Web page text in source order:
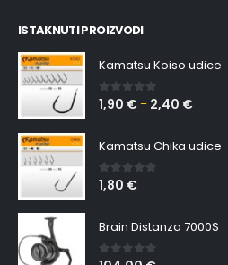
ISTAKNUTI PROIZVODI
Kamatsu Koiso udice
0 out of 5
1,90 € – 2,40 €
Kamatsu Chika udice
0 out of 5
1,80 €
Brain Distanza 7000S
0out of 5